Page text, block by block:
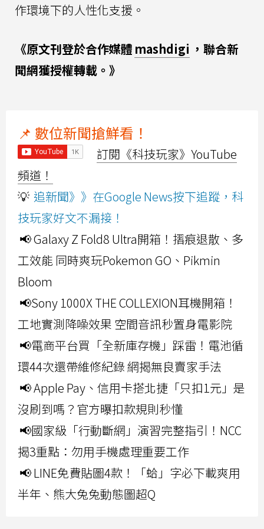
作環境下的人性化支援。
《原文刊登於合作媒體 mashdigi ，聯合新
聞網獲授權轉載。》
📌 數位新聞搶鮮看！
訂閱《科技玩家》YouTube
頻道！
💡 追新聞》》在Google News按下追蹤，科
技玩家好文不漏接！
📢 Galaxy Z Fold8 Ultra開箱！摺痕退散、多
工效能 同時爽玩Pokemon GO、Pikmin
Bloom
📢Sony 1000X THE COLLEXION耳機開箱！
工地實測降噪效果 空間音訊秒置身電影院
📢電商平台買「全新庫存機」踩雷！電池循
環44次還帶維修紀錄 網揭無良賣家手法
📢 Apple Pay、信用卡搭北捷「只扣1元」是
沒刷到嗎？官方曝扣款規則秒懂
📢國家級「行動斷網」演習完整指引！NCC
揭3重點：勿用手機處理重要工作
📢 LINE免費貼圖4款！「蛤」字必下載爽用
半年、熊大兔兔動態圖超Q